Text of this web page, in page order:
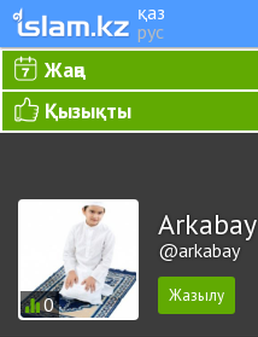
қаз
рус
Жаңа
Қызықты
0
Arkabay
@arkabay